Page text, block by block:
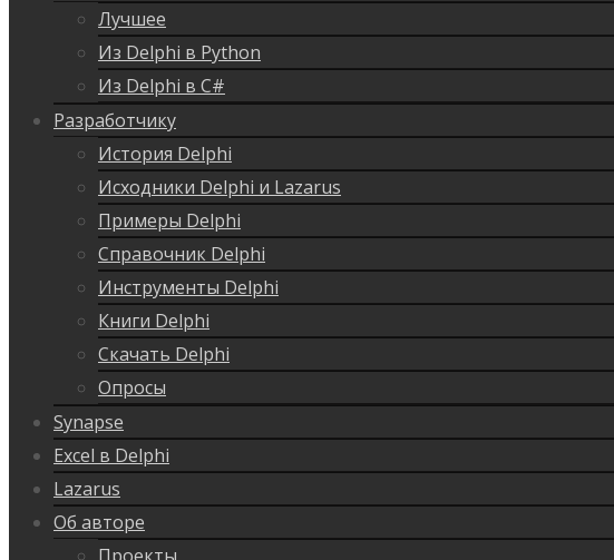
Лучшее
Из Delphi в Python
Из Delphi в C#
Разработчику
История Delphi
Исходники Delphi и Lazarus
Примеры Delphi
Справочник Delphi
Инструменты Delphi
Книги Delphi
Скачать Delphi
Опросы
Synapse
Excel в Delphi
Lazarus
Об авторе